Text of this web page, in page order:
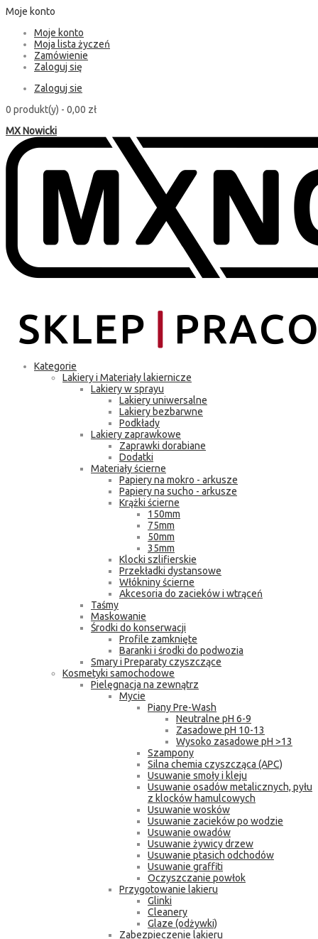
Moje konto
Moje konto
Moja lista życzeń
Zamówienie
Zaloguj się
Zaloguj sie
0 produkt(y) - 0,00 zł
MX Nowicki
Kategorie
Lakiery i Materiały lakiernicze
Lakiery w sprayu
Lakiery uniwersalne
Lakiery bezbarwne
Podkłady
Lakiery zaprawkowe
Zaprawki dorabiane
Dodatki
Materiały ścierne
Papiery na mokro - arkusze
Papiery na sucho - arkusze
Krążki ścierne
150mm
75mm
50mm
35mm
Klocki szlifierskie
Przekładki dystansowe
Włókniny ścierne
Akcesoria do zacieków i wtrąceń
Taśmy
Maskowanie
Środki do konserwacji
Profile zamknięte
Baranki i środki do podwozia
Smary i Preparaty czyszczące
Kosmetyki samochodowe
Pielęgnacja na zewnątrz
Mycie
Piany Pre-Wash
Neutralne pH 6-9
Zasadowe pH 10-13
Wysoko zasadowe pH >13
Szampony
Silna chemia czyszcząca (APC)
Usuwanie smoły i kleju
Usuwanie osadów metalicznych, pyłu
z klocków hamulcowych
Usuwanie wosków
Usuwanie zacieków po wodzie
Usuwanie owadów
Usuwanie żywicy drzew
Usuwanie ptasich odchodów
Usuwanie graffiti
Oczyszczanie powłok
Przygotowanie lakieru
Glinki
Cleanery
Glaze (odżywki)
Zabezpieczenie lakieru